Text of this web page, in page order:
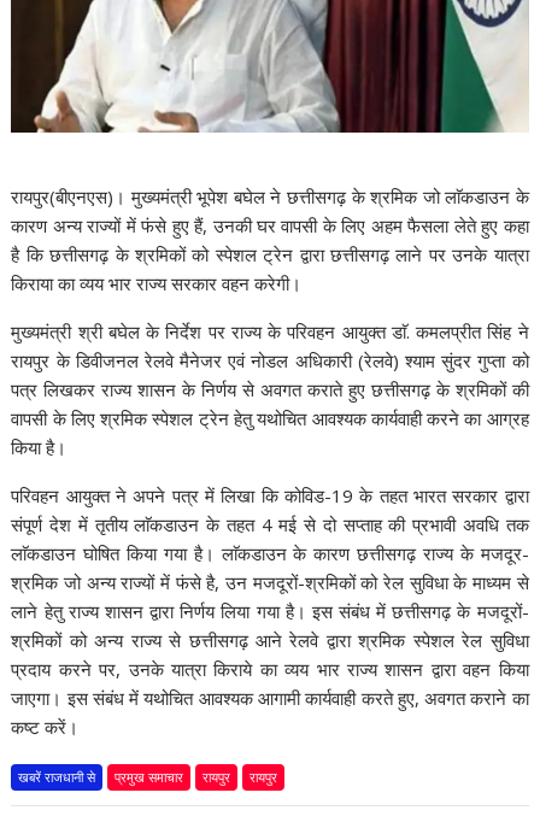
रायपुर(बीएनएस) । मुख्यमंत्री भूपेश बघेल ने छत्तीसगढ़ के श्रमिक जो लाॅकडाउन के
कारण अन्य राज्यों में फंसे हुए हैं, उनकी घर वापसी के लिए अहम फैसला लेते हुए कहा
है कि छत्तीसगढ़ के श्रमिकों को स्पेशल ट्रेन द्वारा छत्तीसगढ़ लाने पर उनके यात्रा
किराया का व्यय भार राज्य सरकार वहन करेगी।
मुख्यमंत्री श्री बघेल के निर्देश पर राज्य के परिवहन आयुक्त डाॅ. कमलप्रीत सिंह ने
रायपुर के डिवीजनल रेलवे मैनेजर एवं नोडल अधिकारी (रेलवे) श्याम सुंदर गुप्ता को
पत्र लिखकर राज्य शासन के निर्णय से अवगत कराते हुए छत्तीसगढ़ के श्रमिकों की
वापसी के लिए श्रमिक स्पेशल ट्रेन हेतु यथोचित आवश्यक कार्यवाही करने का आग्रह
किया है।
परिवहन आयुक्त ने अपने पत्र में लिखा कि कोविड-19 के तहत भारत सरकार द्वारा
संपूर्ण देश में तृतीय लाॅकडाउन के तहत 4 मई से दो सप्ताह की प्रभावी अवधि तक
लाॅकडाउन घोषित किया गया है। लाॅकडाउन के कारण छत्तीसगढ़ राज्य के मजदूर-
श्रमिक जो अन्य राज्यों में फंसे है, उन मजदूरों-श्रमिकों को रेल सुविधा के माध्यम से
लाने हेतु राज्य शासन द्वारा निर्णय लिया गया है। इस संबंध में छत्तीसगढ़ के मजदूरों-
श्रमिकों को अन्य राज्य से छत्तीसगढ़ आने रेलवे द्वारा श्रमिक स्पेशल रेल सुविधा
प्रदाय करने पर, उनके यात्रा किराये का व्यय भार राज्य शासन द्वारा वहन किया
जाएगा। इस संबंध में यथोचित आवश्यक आगामी कार्यवाही करते हुए, अवगत कराने का
कष्ट करें।
खबरें राजधानी से प्रमुख समाचार रायपुर रायपुर